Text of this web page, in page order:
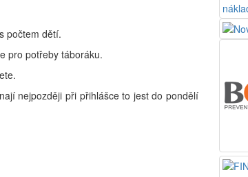
počtem dětí.
pro potřeby táboráku.
nejpozději při přihlášce to jest do pondělí